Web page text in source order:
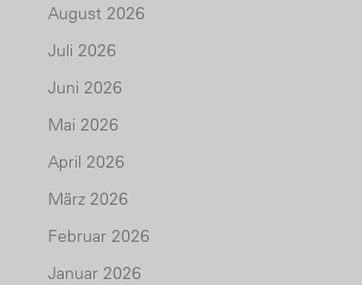
August 2026
Juli 2026
Juni 2026
Mai 2026
April 2026
März 2026
Februar 2026
Januar 2026